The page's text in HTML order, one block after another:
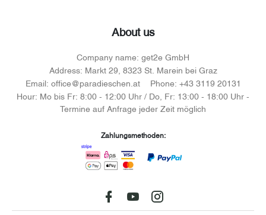
About us
Company name: get2e GmbH
Address: Markt 29, 8323 St. Marein bei Graz
Email: office@paradieschen.at Phone: +43 3119 20131
Hour: Mo bis Fr: 8:00 - 12:00 Uhr / Do, Fr: 13:00 - 18:00 Uhr -
Termine auf Anfrage jeder Zeit möglich
Zahlungsmethoden: